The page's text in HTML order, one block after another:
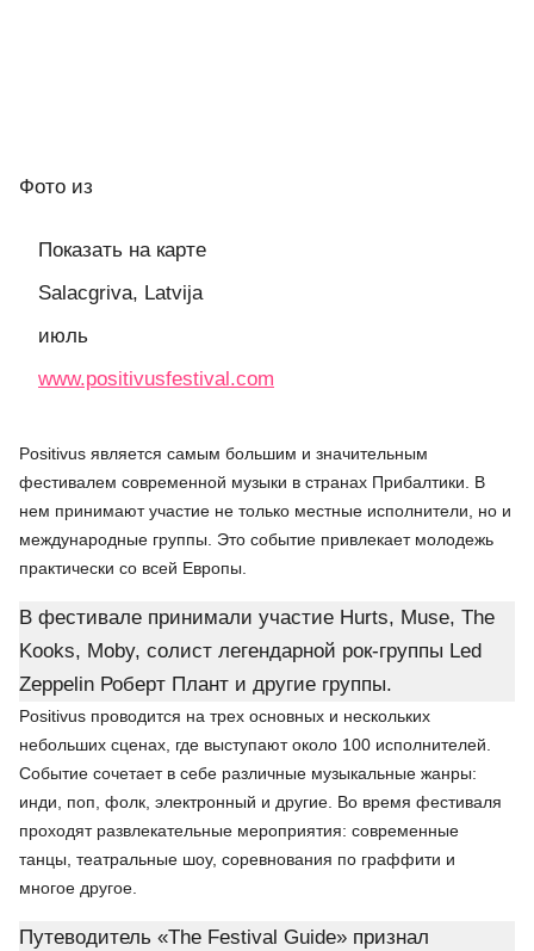
Фото из
Показать на карте
Salacgriva, Latvija
июль
www.positivusfestival.com
Positivus является самым большим и значительным
фестивалем современной музыки в странах Прибалтики. В
нем принимают участие не только местные исполнители, но и
международные группы. Это событие привлекает молодежь
практически со всей Европы.
В фестивале принимали участие Hurts, Muse, The
Kooks, Moby, солист легендарной рок-группы Led
Zeppelin Роберт Плант и другие группы.
Positivus проводится на трех основных и нескольких
небольших сценах, где выступают около 100 исполнителей.
Событие сочетает в себе различные музыкальные жанры:
инди, поп, фолк, электронный и другие. Во время фестиваля
проходят развлекательные мероприятия: современные
танцы, театральные шоу, соревнования по граффити и
многое другое.
Путеводитель «The Festival Guide» признал